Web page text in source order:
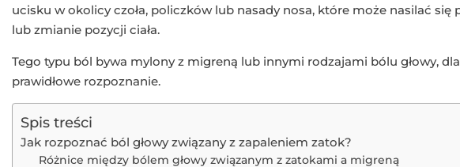
ucisku w okolicy czoła, policzków lub nasady nosa, które może nasilać się
lub zmianie pozycji ciała.
Tego typu ból bywa mylony z migreną lub innymi rodzajami bólu głowy,
prawidłowe rozpoznanie.
Spis treści
Jak rozpoznać ból głowy związany z zapaleniem zatok?
Różnice między bólem głowy związanym z zatokami a migreną